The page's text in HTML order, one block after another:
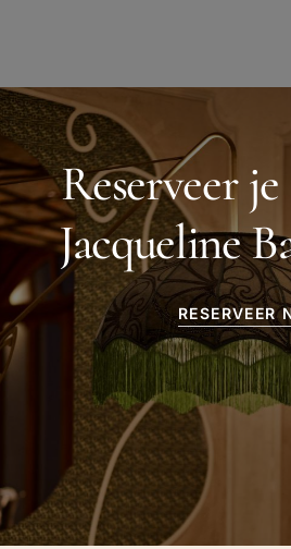
Reserveer
Jacqueline
RESERVEER